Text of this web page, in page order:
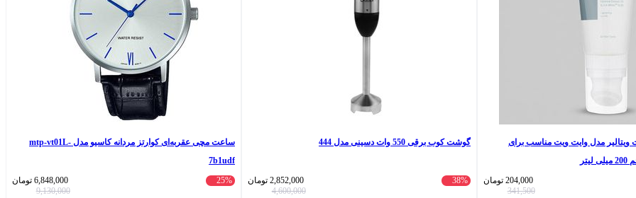
مدل وایت ویت مناسب برای
204,000 تومان
341,500
گوشت کوب برقی 550 وات دسینی مدل 444
38%
2,852,000 تومان
4,600,000
ساعت مچی عقربه‌ای کوارتز مردانه کاسیو مدل mtp-vt01L-
7b1udf
25%
6,848,000 تومان
9,130,000